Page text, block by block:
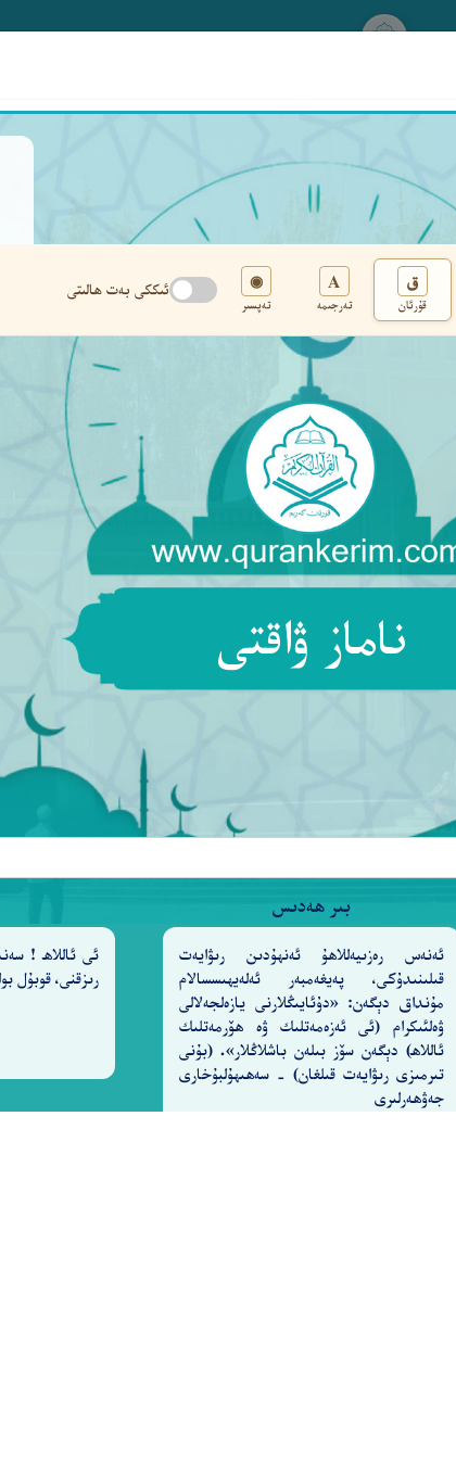
ناماز ۋاقتى
بىر ھەدىس
ئەنەس رەزىيەللاھۇ ئەنھۇدىن رىۋايەت
قىلىنىدۇكى، پەيغەمبەر ئەلەيھىسسالام
مۇنداق دېگەن: «دۇئايىڭلارنى يازەلجەلالى
ۋەلئىكرام (ئى ئەزەمەتلىك ۋە ھۆرمەتلىك
ئاللاھ) دېگەن سۆز بىلەن باشلاڭلار». (بۇنى
تىرمىزى رىۋايەت قىلغان) - سەھىھۇلبۇخارى
جەۋھەرلىرى
ئى ئاللاھ !
رىزقنى، قوبۇل
ق
قۇرئان
A
تەرجىمە
◉
تەپسىر
ئىككى بەت ھالىتى
تەڭشەك
‹ ‹ ٥١٢ › ›
أَيْدِيهِمْ ۚ فَمَن نَّكَثَ فَإِنَّمَا يَنكُثُ عَلَىٰ نَفْسِهِۦ
أَمْوَٰلُنَا وَأَهْلُونَا فَٱسْتَغْفِرْ لَنَا
نَفْعًۢا ۚ بَلْ كَانَ ٱللَّهُ بِمَا تَعْمَلُونَ خَبِيرًۢا
وَظَنَنتُمْ ظَنَّ ٱلسَّوْءِ وَكُنتُمْ قَوْمًۢا بُورًا
لِمَن يَشَآءُ وَيُعَذِّبُ مَن يَشَآءُ ۚ وَكَانَ ٱللَّهُ
أَن يُبَدِّلُوا۟ كَلَـٰمَ ٱللَّهِ ۚ قُل لَّن تَتَّبِعُونَا